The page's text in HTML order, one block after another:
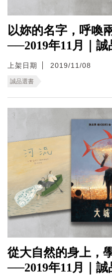
以妳的名字，呼喚
──2019年11月｜誠
上架日期 2019/11/08
誠品選書
從大自然的身上，
──2019年11月｜